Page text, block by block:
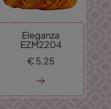
Eleganza
EZM2204
€ 5,25